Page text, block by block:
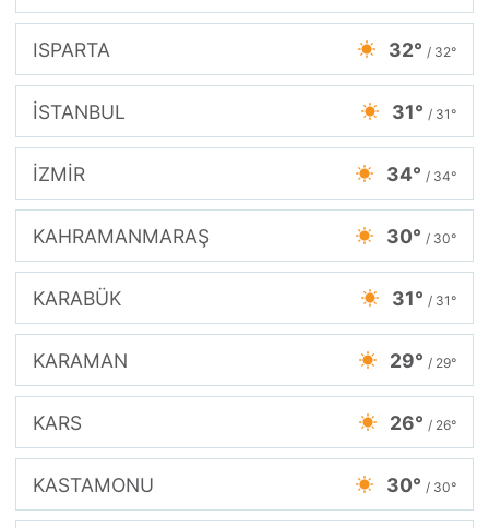
ISPARTA 32° / 32°
İSTANBUL 31° / 31°
İZMİR 34° / 34°
KAHRAMANMARAŞ 30° / 30°
KARABÜK 31° / 31°
KARAMAN 29° / 29°
KARS 26° / 26°
KASTAMONU 30° / 30°